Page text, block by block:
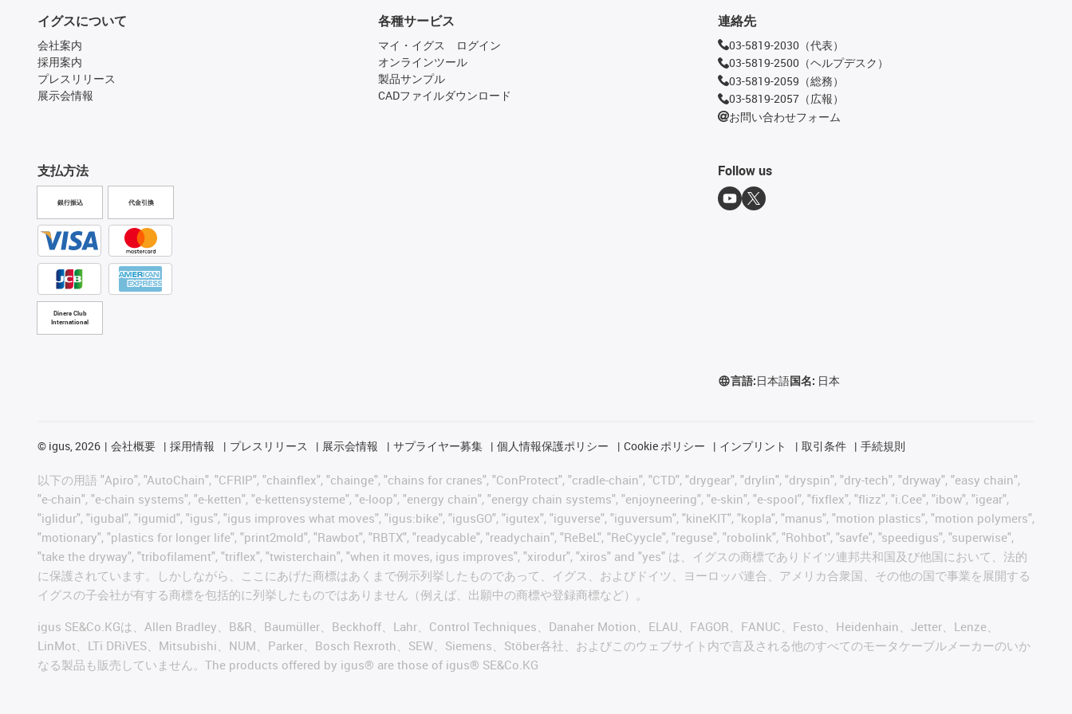
イグスについて
会社案内
採用案内
プレスリリース
展示会情報
支払方法
銀行振込 代金引換
Diners Club
International
各種サービス
マイ・イグス ログイン
オンラインツール
製品サンプル
CADファイルダウンロード
連絡先
03-5819-2030（代表）
03-5819-2500（ヘルプデスク）
03-5819-2059（総務）
03-5819-2057（広報）
お問い合わせフォーム
Follow us
言語:日本語国名: 日本
© igus, 2026 会社概要 採用情報 プレスリリース 展示会情報 サプライヤー募集 個人情報保護ポリシー Cookie ポリシー インプリント 取引条件 手続規則
以下の用語 "Apiro", "AutoChain", "CFRIP", "chainflex", "chainge", "chains for cranes", "ConProtect", "cradle-chain", "CTD", "drygear", "drylin", "dryspin", "dry-tech", "dryway", "easy chain",
"e-chain", "e-chain systems", "e-ketten", "e-kettensysteme", "e-loop", "energy chain", "energy chain systems", "enjoyneering", "e-skin", "e-spool", "fixflex", "flizz", "i.Cee", "ibow", "igear",
"iglidur", "igubal", "igumid", "igus", "igus improves what moves", "igus:bike", "igusGO", "igutex", "iguverse", "iguversum", "kineKIT", "kopla", "manus", "motion plastics", "motion polymers",
"motionary", "plastics for longer life", "print2mold", "Rawbot", "RBTX", "readycable", "readychain", "ReBeL", "ReCyycle", "reguse", "robolink", "Rohbot", "savfe", "speedigus", "superwise",
"take the dryway", "tribofilament", "triflex", "twisterchain", "when it moves, igus improves", "xirodur", "xiros" and "yes" は、イグスの商標でありドイツ連邦共和国及び他国において、法的
に保護されています。しかしながら、ここにあげた商標はあくまで例示列挙したものであって、イグス、およびドイツ、ヨーロッパ連合、アメリカ合衆国、その他の国で事業を展開する
イグスの子会社が有する商標を包括的に列挙したものではありません（例えば、出願中の商標や登録商標など）。
igus SE&Co.KGは、Allen Bradley、B&R、Baumüller、Beckhoff、Lahr、Control Techniques、Danaher Motion、ELAU、FAGOR、FANUC、Festo、Heidenhain、Jetter、Lenze、
LinMot、LTi DRiVES、Mitsubishi、NUM、Parker、Bosch Rexroth、SEW、Siemens、Stöber各社、およびこのウェブサイト内で言及される他のすべてのモータケーブルメーカーのいか
なる製品も販売していません。The products offered by igus® are those of igus® SE&Co.KG